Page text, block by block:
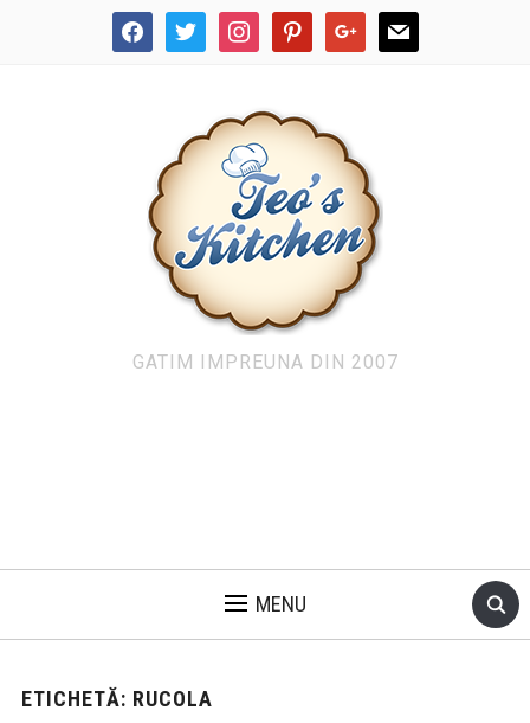
facebooktwitter instagrampinterestgoogle mail
GATIM IMPREUNA DIN 2007
MENU
ETICHETĂ: RUCOLA